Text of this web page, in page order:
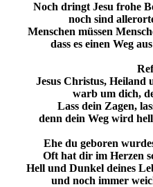
Noch dringt Jesu frohe
noch sind
Menschen müssen
dass es einen Weg
Jesus Christus, Heiland
warb um dich,
Lass dein Zagen,
denn dein Weg wird
Ehe du geboren
Oft hat dir im Herzen
Hell und Dunkel deines
und noch immer